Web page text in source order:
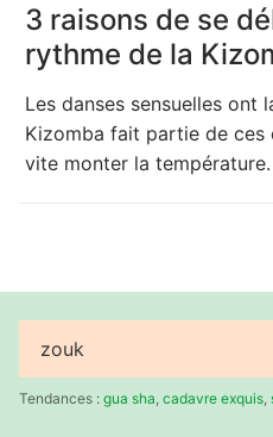
3 raisons de se
rythme de la
Les danses sensuelles ont
Kizomba fait partie de ces
vite monter la température.
Rechercher
:Tendances : gua sha cadavre exquis